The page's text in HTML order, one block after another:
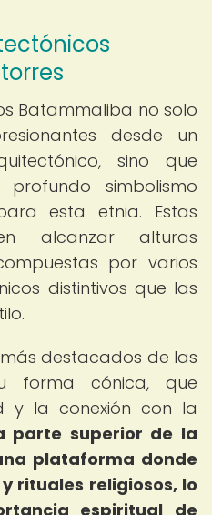
Batammaliba no solo
desde un
sino que
simbolismo
esta etnia. Estas
alcanzar alturas
por varios
distintivos que las
destacados de las
forma cónica, que
y la conexión con la
parte superior de la
plataforma donde
rituales religiosos, lo
espiritual de